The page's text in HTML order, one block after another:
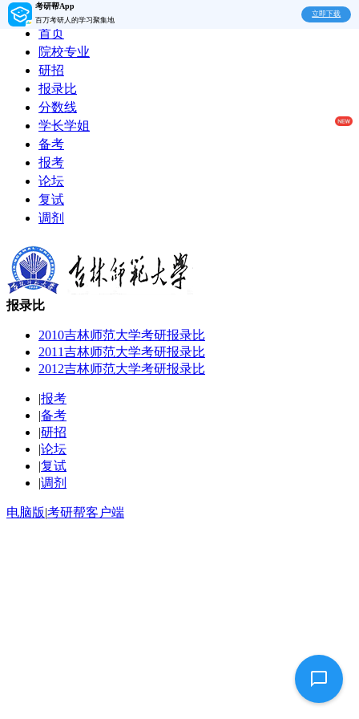
考研帮App
百万考研人的学习聚集地
立即下载
首页
院校专业
研招
报录比
分数线
学长学姐
备考
报考
论坛
复试
调剂
报录比
2010吉林师范大学考研报录比
2011吉林师范大学考研报录比
2012吉林师范大学考研报录比
|报考
|备考
|研招
|论坛
|复试
|调剂
电脑版|考研帮客户端